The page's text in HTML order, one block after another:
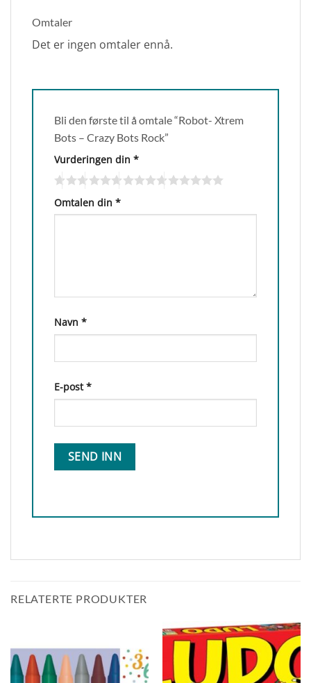
Omtaler
Det er ingen omtaler ennå.
Bli den første til å omtale “Robot- Xtrem
Bots – Crazy Bots Rock”
Vurderingen din *
Omtalen din *
Navn *
E-post*
RELATERTE PRODUKTER